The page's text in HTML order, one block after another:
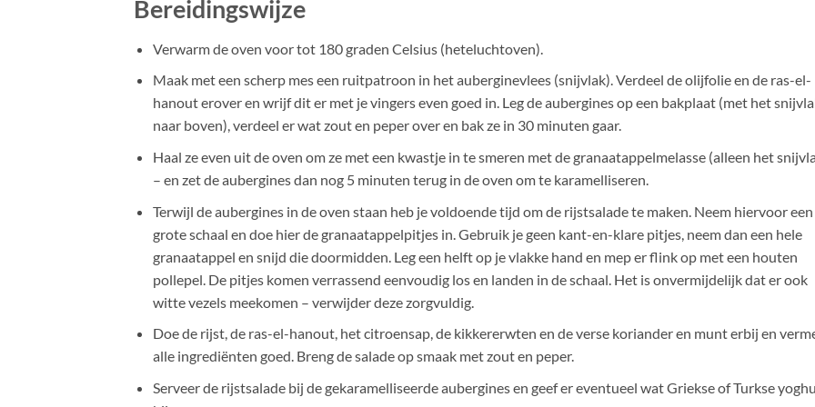
Bereidingswijze
Verwarm de oven voor tot 180 graden Celsius (heteluchtoven).
Maak met een scherp mes een ruitpatroon in het auberginevlees (snijvlak). Verdeel de olijfolie en de ras-el-
hanout erover en wrijf dit er met je vingers even goed in. Leg de aubergines op een bakplaat (met het
naar boven), verdeel er wat zout en peper over en bak ze in 30 minuten gaar.
Haal ze even uit de oven om ze met een kwastje in te smeren met de granaatappelmelasse (alleen het
– en zet de aubergines dan nog 5 minuten terug in de oven om te karamelliseren.
Terwijl de aubergines in de oven staan heb je voldoende tijd om de rijstsalade te maken. Neem hiervoor een
grote schaal en doe hier de granaatappelpitjes in. Gebruik je geen kant-en-klare pitjes, neem dan een hele
granaatappel en snijd die doormidden. Leg een helft op je vlakke hand en mep er flink op met een houten
pollepel. De pitjes komen verrassend eenvoudig los en landen in de schaal. Het is onvermijdelijk dat er ook
witte vezels meekomen – verwijder deze zorgvuldig.
Doe de rijst, de ras-el-hanout, het citroensap, de kikkererwten en de verse koriander en munt erbij en
alle ingrediënten goed. Breng de salade op smaak met zout en peper.
Serveer de rijstsalade bij de gekaramelliseerde aubergines en geef er eventueel wat Griekse of Turkse